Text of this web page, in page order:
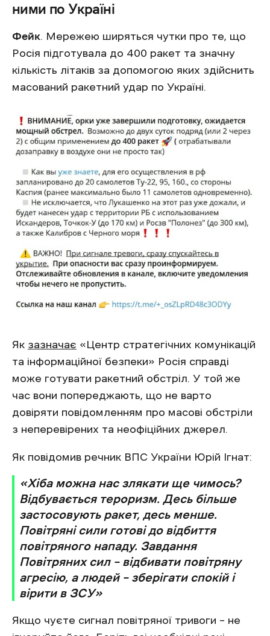
ними по Україні
Фейк. Мережею ширяться чутки про те, що
Росія підготувала до 400 ракет та значну
кількість літаків за допомогою яких здійснить
масований ракетний удар по Україні.
Як зазначає «Центр стратегічних комунікацій
та інформаційної безпеки» Росія справді
може готувати ракетний обстріл. У той же
час вони попереджають, що не варто
довіряти повідомленням про масові обстріли
з неперевірених та неофіційних джерел.
Як повідомив речник ВПС України Юрій Ігнат:
«Хіба можна нас злякати ще чимось?
Відбувається тероризм. Десь більше
застосовують ракет, десь менше.
Повітряні сили готові до відбиття
повітряного нападу. Завдання
Повітряних сил – відбивати повітряну
агресію, а людей – зберігати спокій і
вірити в ЗСУ»
Якщо чуєте сигнал повітряної тривоги – не